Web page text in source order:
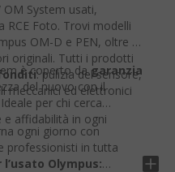
System usati,
RCE Foto. Trovi modelli
OM-D e PEN, oltre a
originali. Tutti i prodotti
: pulizia del sensore,
meccanici ed elettronici
è coperto dagaranzia
del nuovo con il
per chi cerca
e affidabilità in ogni
ogni giorno con
professionisti in tutta
Olympus: